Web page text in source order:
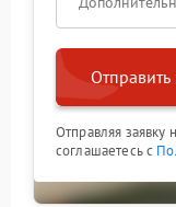
Отправить
Отправляя заявку
соглашаетесь с